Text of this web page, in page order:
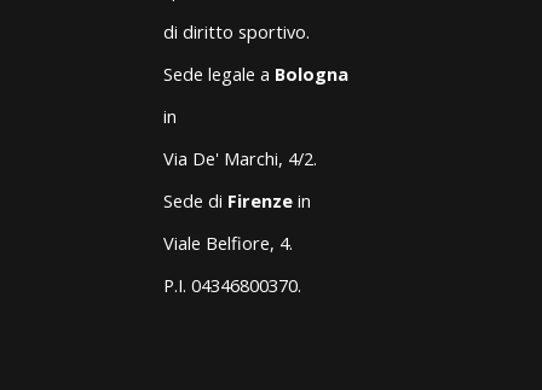
di diritto sportivo.
Sede legale a Bologna
in
Via De' Marchi, 4/2.
Sede di Firenze in
Viale Belfiore, 4.
P.I. 04346800370.